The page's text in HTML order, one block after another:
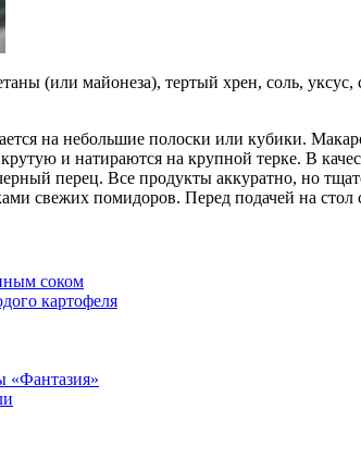
(или майонеза), тертый хрен, соль,
на небольшие полоски или кубики.
и натираются на крупной терке. В
перец. Все продукты аккуратно, но
свежих помидоров. Перед подачей на стол
соком
картофеля
«Фантазия»